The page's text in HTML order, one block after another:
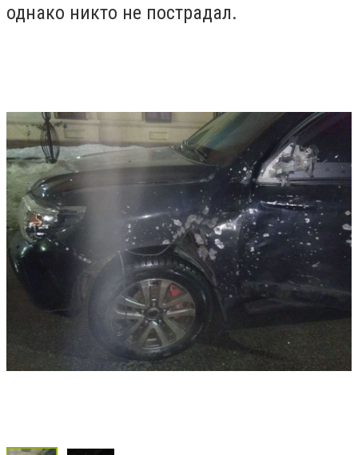
однако никто не пострадал.